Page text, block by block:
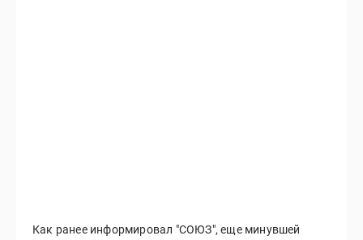
Как ранее информировал "СОЮЗ", еще минувшей